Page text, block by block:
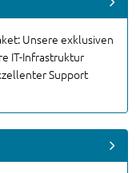
Unsere exklusiven
IT-Infrastruktur
Support